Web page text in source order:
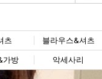
츠 블라우스&셔츠
가방 악세사리